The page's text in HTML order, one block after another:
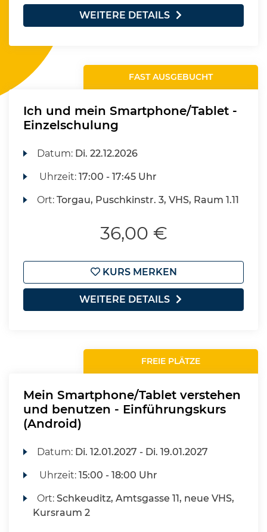
WEITERE DETAILS
FAST AUSGEBUCHT
Ich und mein Smartphone/Tablet -
Einzelschulung
Datum: Di. 22.12.2026
Uhrzeit:17:00 - 17:45 Uhr
Ort:Torgau, Puschkinstr. 3, VHS, Raum 1.11
36,00 €
KURS MERKEN
WEITERE DETAILS
FREIE PLÄTZE
Mein Smartphone/Tablet verstehen
und benutzen - Einführungskurs
(Android)
Datum: Di. 12.01.2027 - Di. 19.01.2027
Uhrzeit:15:00 - 18:00 Uhr
Ort:Schkeuditz, Amtsgasse 11, neue VHS,
Kursraum 2